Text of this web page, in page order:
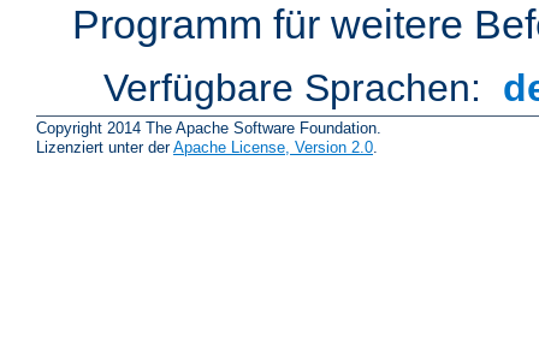
Programm für weitere
Verfügbare Sprachen:
Copyright 2014 The Apache Software Foundation.
Lizenziert unter derApache License, Version 2.0.